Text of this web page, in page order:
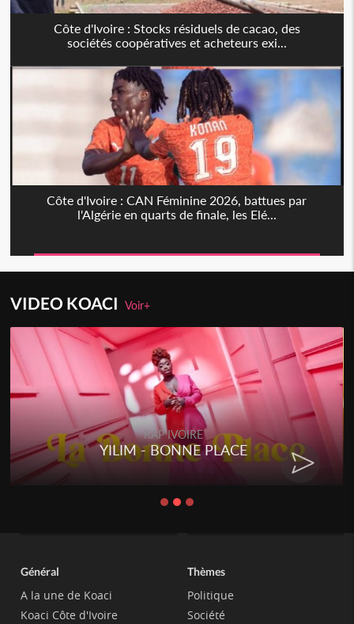
Côte d'Ivoire : Stocks résiduels de cacao, des
sociétés coopératives et acheteurs exi...
Côte d'Ivoire : CAN Féminine 2026, battues par
l'Algérie en quarts de finale, les Elé...
VIDEO KOACIVoir+
RAP IVOIRE
YILIM - BONNE PLACE
Général
A la une de Koaci
Koaci Côte d'Ivoire
Thèmes
Politique
Société